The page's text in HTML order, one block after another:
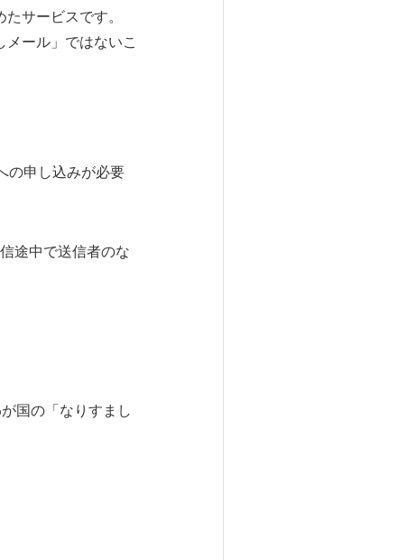
たサービスです。
ール」ではないこ
の申し込みが必要
途中で送信者のな
国の「なりすまし